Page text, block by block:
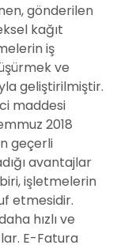
gönderilen
kağıt
iş
ve
geliştirilmiştir.
maddesi
2018
geçerli
avantajlar
işletmelerin
etmesidir.
hızlı ve
E-Fatura